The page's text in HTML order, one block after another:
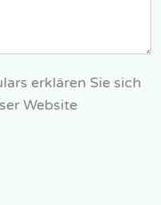
erklären Sie sich
Website